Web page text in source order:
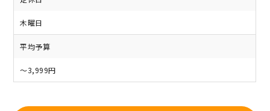
木曜日
平均予算
～3,999円